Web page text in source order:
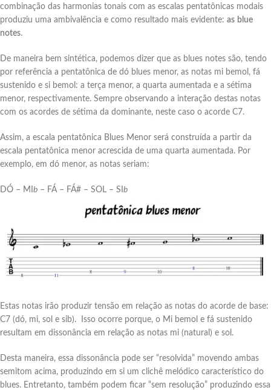
combinação das harmonias tonais com as escalas pentatônicas modais
produziu uma ambivalência e como resultado mais evidente: as blue
notes.
De maneira bem sintética, podemos dizer que as blues notes são, tendo
por referência a pentatônica de dó blues menor, as notas mi bemol, fá
sustenido e si bemol: a terça menor, a quarta aumentada e a sétima
menor, respectivamente. Sempre observando a interação destas notas
com os acordes de sétima da dominante, neste caso o acorde C7.
Assim, a escala pentatônica Blues Menor será construída a partir da
escala pentatônica menor acrescida de uma quarta aumentada. Por
exemplo, em dó menor, as notas seriam:
DÓ – MI b – FÁ – FÁ# – SOL – SI b
Estas notas irão produzir tensão em relação as notas do acorde de base:
C7 (dó, mi, sol e sib). Isso ocorre porque, o Mi bemol e fá sustenido
resultam em dissonância em relação as notas mi (natural) e sol.
Desta maneira, essa dissonância pode ser “resolvida” movendo ambas
semitom acima, produzindo em si um clichê melódico característico do
blues. Entretanto, também podem ficar “sem resolução” produzindo essa